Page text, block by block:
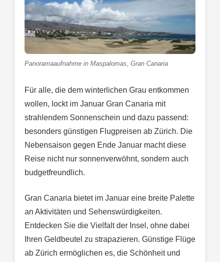
Panoramaaufnahme in Maspalomas, Gran Canaria
Für alle, die dem winterlichen Grau entkommen
wollen, lockt im Januar Gran Canaria mit
strahlendem Sonnenschein und dazu passend:
besonders günstigen Flugpreisen ab Zürich. Die
Nebensaison gegen Ende Januar macht diese
Reise nicht nur sonnenverwöhnt, sondern auch
budgetfreundlich.
Gran Canaria bietet im Januar eine breite Palette
an Aktivitäten und Sehenswürdigkeiten.
Entdecken Sie die Vielfalt der Insel, ohne dabei
Ihren Geldbeutel zu strapazieren. Günstige Flüge
ab Zürich ermöglichen es, die Schönheit und